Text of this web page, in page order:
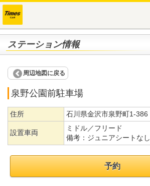
ステーション情報
周辺地図に戻る
泉野公園前駐車場
住所 石川県金沢市泉野町1-386
設置車両
ミドル／フリード
備考： ジュニアシートなし
予約